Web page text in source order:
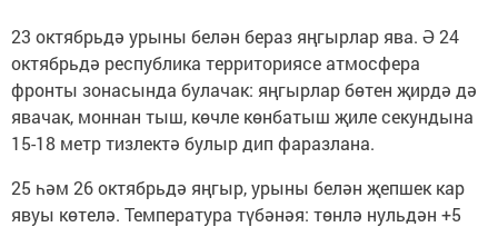
23 октябрьдә урыны белән бераз яңгырлар ява. Ә 24
октябрьдә республика территориясе атмосфера
фронты зонасында булачак: яңгырлар бөтен җирдә дә
явачак, моннан тыш, көчле көнбатыш җиле секундына
15-18 метр тизлектә булыр дип фаразлана.
25 һәм 26 октябрьдә яңгыр, урыны белән җепшек кар
явуы көтелә. Температура түбәнәя: төнлә нульдән +5